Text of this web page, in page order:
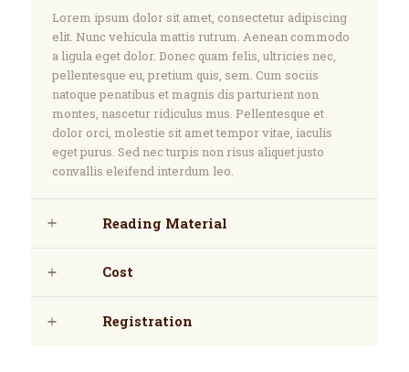
Lorem ipsum dolor sit amet, consectetur adipiscing
elit. Nunc vehicula mattis rutrum. Aenean commodo
a ligula eget dolor. Donec quam felis, ultricies nec,
pellentesque eu, pretium quis, sem. Cum sociis
natoque penatibus et magnis dis parturient non
montes, nascetur ridiculus mus. Pellentesque et
dolor orci, molestie sit amet tempor vitae, iaculis
eget purus. Sed nec turpis non risus aliquet justo
convallis eleifend interdum leo.
Reading Material
Cost
Registration